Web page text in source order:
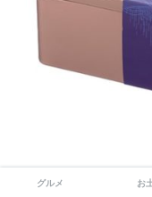
グルメ お